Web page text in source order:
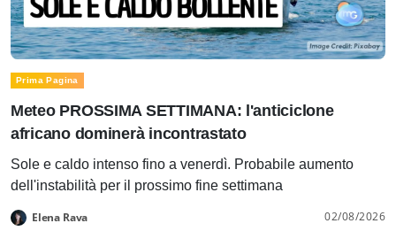
Prima Pagina
Meteo PROSSIMA SETTIMANA: l'anticiclone
africano dominerà incontrastato
Sole e caldo intenso fino a venerdì. Probabile aumento
dell'instabilità per il prossimo fine settimana
Elena Rava 02/08/2026